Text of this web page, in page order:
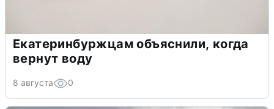
Екатеринбуржцам объяснили, когда
вернут воду
8 августа 0